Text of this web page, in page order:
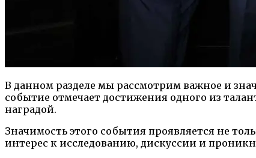
В данном разделе мы рассмотрим важное и
событие отмечает достижения одного из
наградой.
Значимость этого события проявляется не
интерес к исследованию, дискуссии и